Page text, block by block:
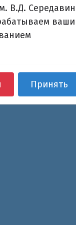
В.Д.
ваши
Принять